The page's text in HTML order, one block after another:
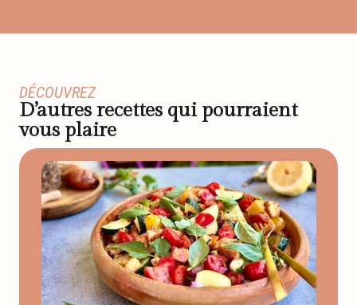
DÉCOUVREZ
D’autres recettes qui pourraient
vous plaire